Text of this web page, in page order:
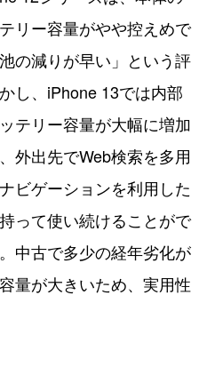
リー容量がやや控えめで
の減りが早い」という評
し、iPhone 13では内部
テリー容量が大幅に増加
外出先でWeb検索を多用
ビゲーションを利用した
って使い続けることがで
中古で多少の経年劣化が
量が大きいため、実用性